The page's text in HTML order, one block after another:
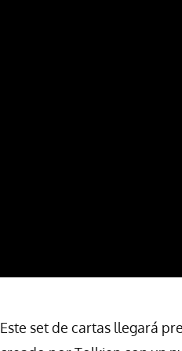
Este set de cartas llegará